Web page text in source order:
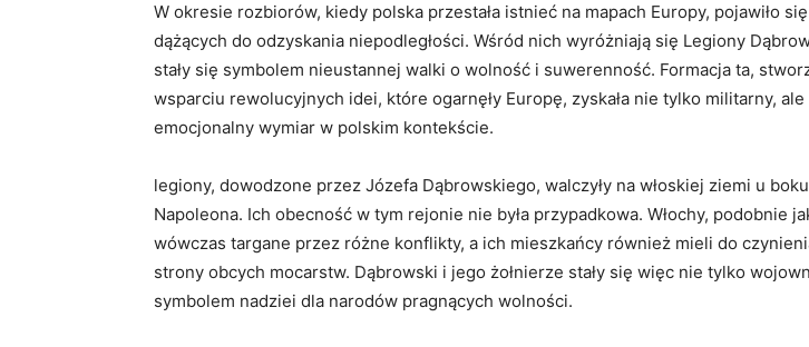
W okresie rozbiorów, kiedy polska przestała istnieć na mapach Europy, pojawiło
dążących do odzyskania niepodległości. Wśród nich wyróżniają się Legiony
stały się symbolem nieustannej walki o wolność i suwerenność. Formacja ta,
wsparciu rewolucyjnych idei, które ogarnęły Europę, zyskała nie tylko militarny,
emocjonalny wymiar w polskim kontekście.
legiony, dowodzone przez Józefa Dąbrowskiego, walczyły na włoskiej ziemi u
Napoleona. Ich obecność w tym rejonie nie była przypadkowa. Włochy, podobnie
wówczas targane przez różne konflikty, a ich mieszkańcy również mieli do
strony obcych mocarstw. Dąbrowski i jego żołnierze stały się więc nie tylko
symbolem nadziei dla narodów pragnących wolności.